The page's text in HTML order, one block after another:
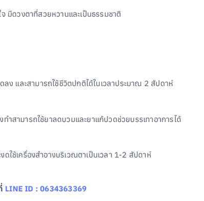
มีดวงตาที่สวยหวานและเป็นธรรมชาติ
ง และสามารถใช้ชีวิตปกติได้ในเวลาประมาณ 2 สัปดาห์
ทำสามารถใช้ยาลดบวมและยาแก้ปวดช่วยบรรเทาอาการได้
ใช้เครื่องสำอางบริเวณตาเป็นเวลา 1-2 สัปดาห์
LINE ID : 0634363369